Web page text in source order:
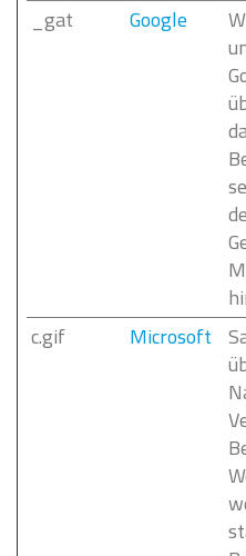
_gat Google
c.gif Microsoft